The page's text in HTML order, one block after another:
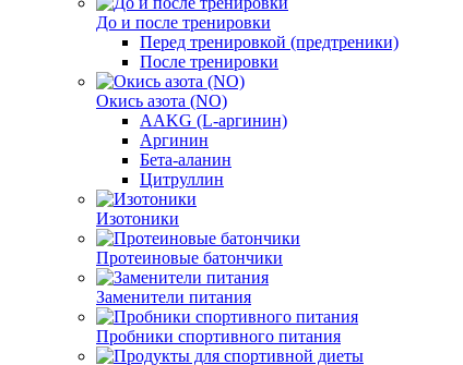
До и после тренировки
Перед тренировкой (предтреники)
После тренировки
Окись азота (NO)
AAKG (L-аргинин)
Аргинин
Бета-аланин
Цитруллин
Изотоники
Протеиновые батончики
Заменители питания
Пробники спортивного питания